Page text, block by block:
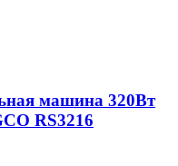
машина 320Вт
RS3216